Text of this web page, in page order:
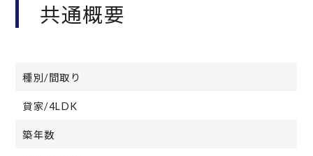
共通概要
種別/間取り
貸家/4LDK
築年数